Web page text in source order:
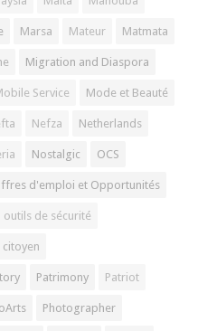
Marsa Mateur Matmata
Migration and Diaspora
Service Mode et Beauté
Nefza Netherlands
Nostalgic OCS
d'emploi et Opportunités
outils de sécurité
Patrimony Patriot
Photographer